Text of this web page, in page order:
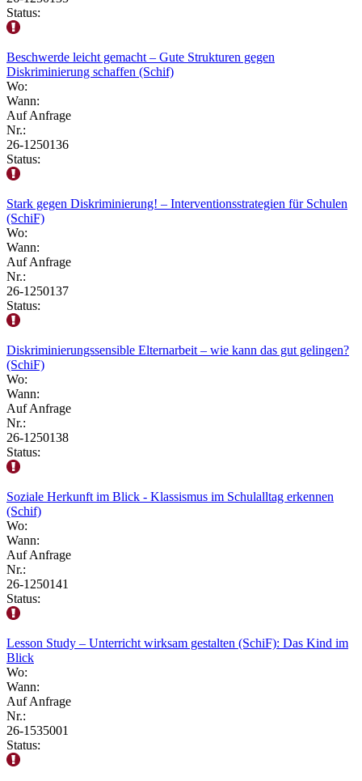
Status:
Beschwerde leicht gemacht – Gute Strukturen gegen
Diskriminierung schaffen (Schif)
Wo:
Wann:
Auf Anfrage
Nr.:
26-1250136
Status:
Stark gegen Diskriminierung! – Interventionsstrategien für Schulen
(SchiF)
Wo:
Wann:
Auf Anfrage
Nr.:
26-1250137
Status:
Diskriminierungssensible Elternarbeit – wie kann das gut gelingen?
(SchiF)
Wo:
Wann:
Auf Anfrage
Nr.:
26-1250138
Status:
Soziale Herkunft im Blick - Klassismus im Schulalltag erkennen
(Schif)
Wo:
Wann:
Auf Anfrage
Nr.:
26-1250141
Status:
Lesson Study – Unterricht wirksam gestalten (SchiF): Das Kind im
Blick
Wo:
Wann:
Auf Anfrage
Nr.:
26-1535001
Status: